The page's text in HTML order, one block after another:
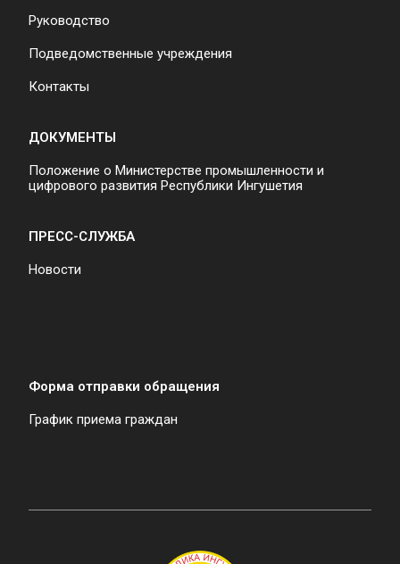
Руководство
Подведомственные учреждения
Контакты
ДОКУМЕНТЫ
Положение о Министерстве промышленности и
цифрового развития Республики Ингушетия
ПРЕСС-СЛУЖБА
Новости
Форма отправки обращения
График приема граждан